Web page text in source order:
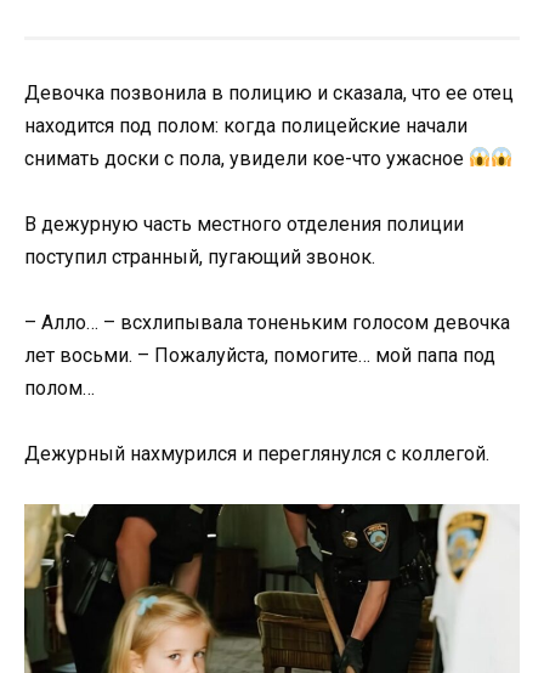
Девочка позвонила в полицию и сказала, что ее отец
находится под полом: когда полицейские начали
снимать доски с пола, увидели кое-что ужасное
В дежурную часть местного отделения полиции
поступил странный, пугающий звонок.
– Алло… – всхлипывала тоненьким голосом девочка
лет восьми. – Пожалуйста, помогите… мой папа под
полом…
Дежурный нахмурился и переглянулся с коллегой.